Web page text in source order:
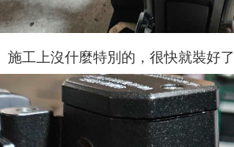
施工上沒什麼特別的，很快就裝好了